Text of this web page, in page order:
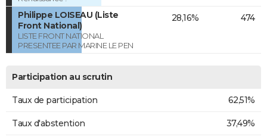
Philippe LOISEAU (Liste
Front National)
LISTE FRONT NATIONAL
PRESENTEE PAR MARINE LE PEN
28,16% 474
Participation au scrutin
Taux de participation 62,51%
Taux d'abstention 37,49%